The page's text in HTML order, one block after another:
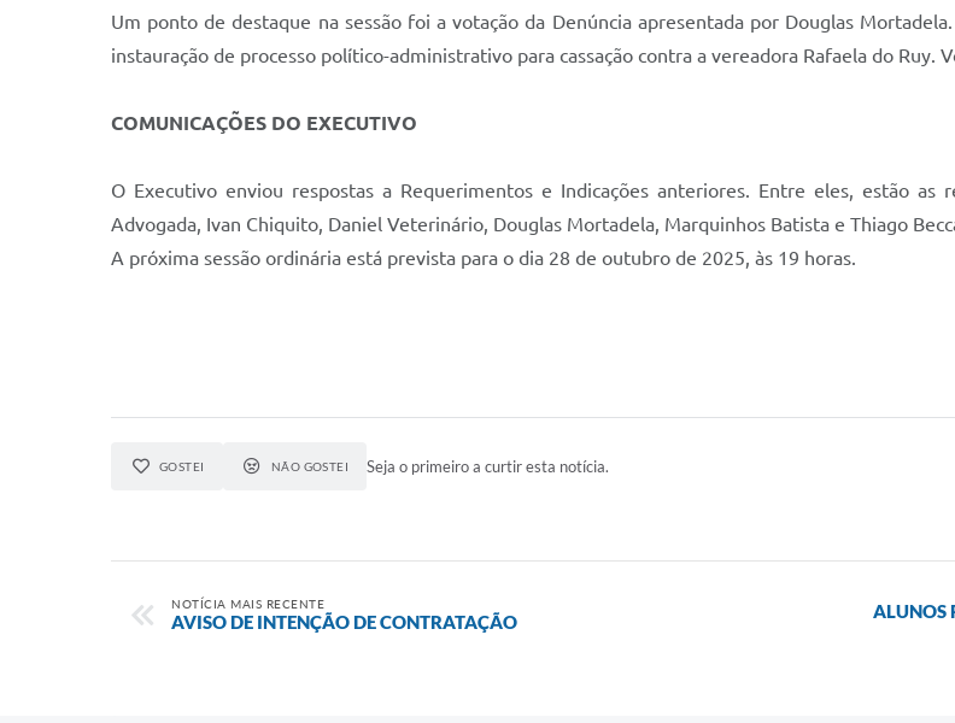
Um ponto de destaque na sessão foi a votação da Denúncia apresentada por Douglas
instauração de processo político-administrativo para cassação contra a vereadora Rafaela do Ruy.
COMUNICAÇÕES DO EXECUTIVO
O Executivo enviou respostas a Requerimentos e Indicações anteriores. Entre eles, estão as
Advogada, Ivan Chiquito, Daniel Veterinário, Douglas Mortadela, Marquinhos Batista e Thiago
A próxima sessão ordinária está prevista para o dia 28 de outubro de 2025, às 19 horas.
GOSTEI NÃO GOSTEI Seja o primeiro a curtir esta notícia.
NOTÍCIA MAIS RECENTE
AVISO DE INTENÇÃO DE CONTRATAÇÃO
ALUNOS